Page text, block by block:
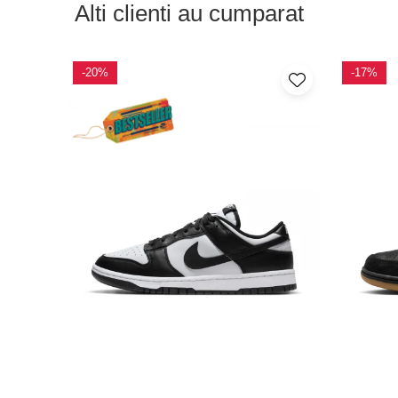
Alti clienti au cumparat
-20% -17%